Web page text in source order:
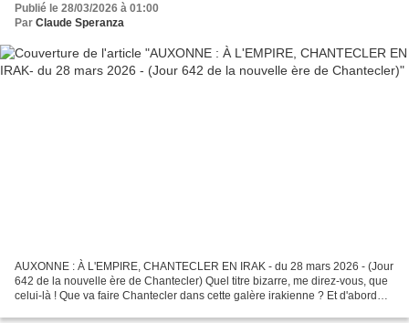
Publié le 28/03/2026 à 01:00
Par Claude Speranza
AUXONNE : À L'EMPIRE, CHANTECLER EN IRAK - du 28 mars 2026 - (Jour
642 de la nouvelle ère de Chantecler) Quel titre bizarre, me direz-vous, que
celui-là ! Que va faire Chantecler dans cette galère irakienne ? Et d'abord